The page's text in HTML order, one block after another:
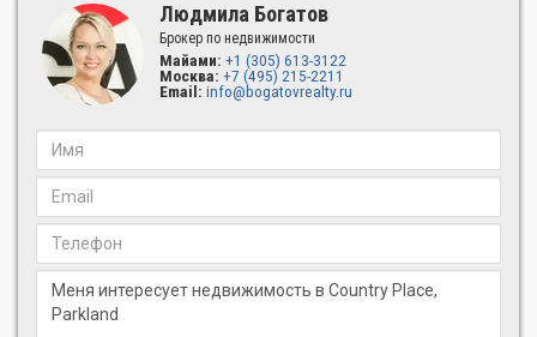
Людмила Богатов
Брокер по недвижимости
Майами: +1 (305) 613-3122
Москва: +7 (495) 215-2211
Email: info@bogatovrealty.ru